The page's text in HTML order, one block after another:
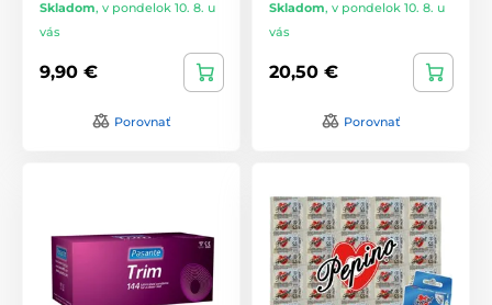
Skladom, v pondelok 10. 8. u
vás
9,90 €
Porovnať
Skladom, v pondelok 10. 8. u
vás
20,50 €
Porovnať